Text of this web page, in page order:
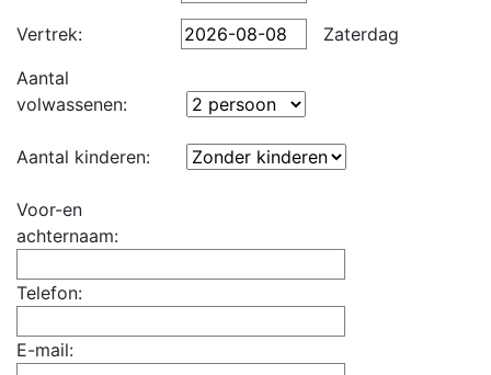
Vertrek:
Zaterdag
Aantal
volwassenen:
Aantal kinderen:
Voor-en
achternaam:
Telefon:
E-mail: